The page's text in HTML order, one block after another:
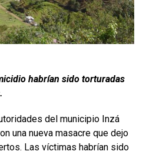
habrían sido torturadas
del municipio Inzá
una nueva masacre que dejo
Las víctimas habrían sido